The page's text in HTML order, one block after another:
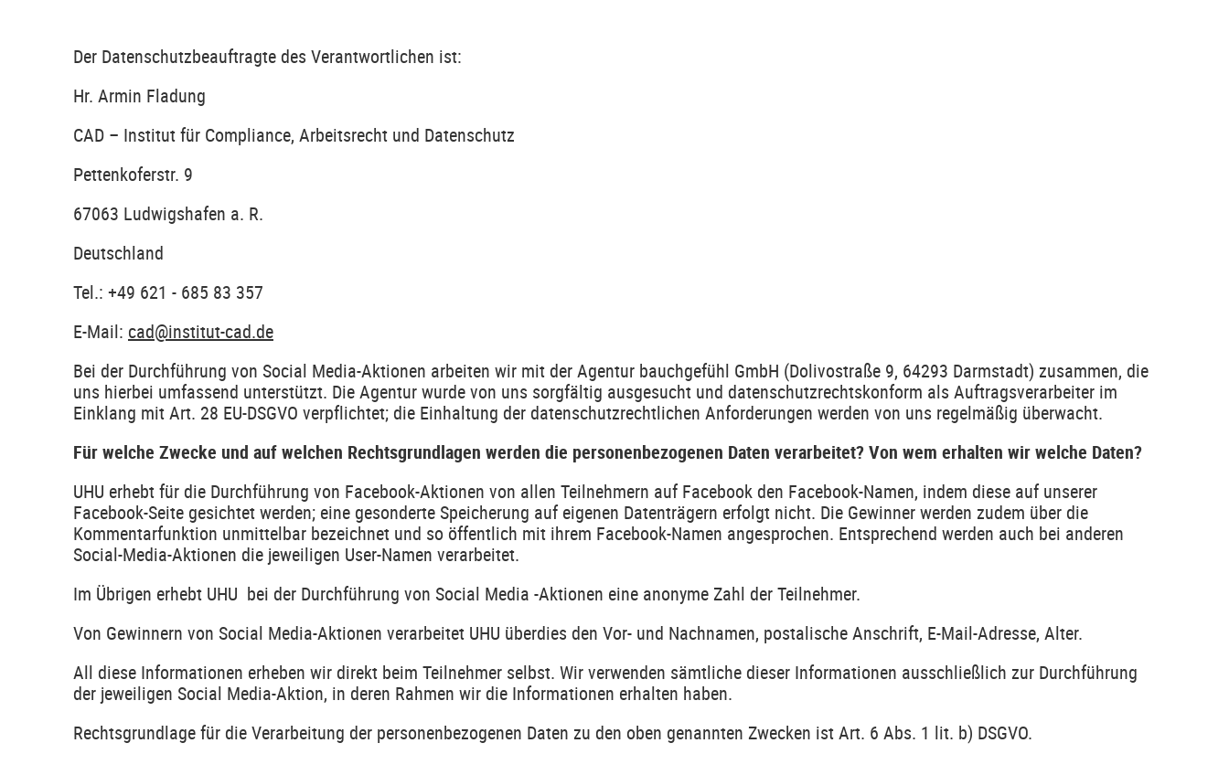
Der Datenschutzbeauftragte des Verantwortlichen ist:
Hr. Armin Fladung
CAD – Institut für Compliance, Arbeitsrecht und Datenschutz
Pettenkoferstr. 9
67063 Ludwigshafen a. R.
Deutschland
Tel.: +49 621 - 685 83 357
E-Mail: cad@institut-cad.de
Bei der Durchführung von Social Media-Aktionen arbeiten wir mit der Agentur bauchgefühl GmbH (Dolivostraße 9, 64293 Darmstadt) zusammen, die
uns hierbei umfassend unterstützt. Die Agentur wurde von uns sorgfältig ausgesucht und datenschutzrechtskonform als Auftragsverarbeiter im
Einklang mit Art. 28 EU-DSGVO verpflichtet; die Einhaltung der datenschutzrechtlichen Anforderungen werden von uns regelmäßig überwacht.
Für welche Zwecke und auf welchen Rechtsgrundlagen werden die personenbezogenen Daten verarbeitet? Von wem erhalten wir welche Daten?
UHU erhebt für die Durchführung von Facebook-Aktionen von allen Teilnehmern auf Facebook den Facebook-Namen, indem diese auf unserer
Facebook-Seite gesichtet werden; eine gesonderte Speicherung auf eigenen Datenträgern erfolgt nicht. Die Gewinner werden zudem über die
Kommentarfunktion unmittelbar bezeichnet und so öffentlich mit ihrem Facebook-Namen angesprochen. Entsprechend werden auch bei anderen
Social-Media-Aktionen die jeweiligen User-Namen verarbeitet.
Im Übrigen erhebt UHU bei der Durchführung von Social Media -Aktionen eine anonyme Zahl der Teilnehmer.
Von Gewinnern von Social Media-Aktionen verarbeitet UHU überdies den Vor- und Nachnamen, postalische Anschrift, E-Mail-Adresse, Alter.
All diese Informationen erheben wir direkt beim Teilnehmer selbst. Wir verwenden sämtliche dieser Informationen ausschließlich zur Durchführung
der jeweiligen Social Media-Aktion, in deren Rahmen wir die Informationen erhalten haben.
Rechtsgrundlage für die Verarbeitung der personenbezogenen Daten zu den oben genannten Zwecken ist Art. 6 Abs. 1 lit. b) DSGVO.